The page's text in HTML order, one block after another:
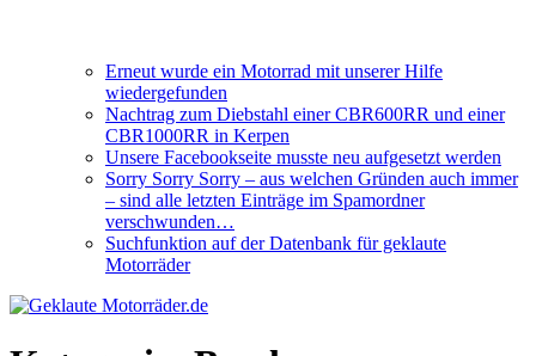
Erneut wurde ein Motorrad mit unserer Hilfe
wiedergefunden
Nachtrag zum Diebstahl einer CBR600RR und einer
CBR1000RR in Kerpen
Unsere Facebookseite musste neu aufgesetzt werden
Sorry Sorry Sorry – aus welchen Gründen auch immer
– sind alle letzten Einträge im Spamordner
verschwunden…
Suchfunktion auf der Datenbank für geklaute
Motorräder